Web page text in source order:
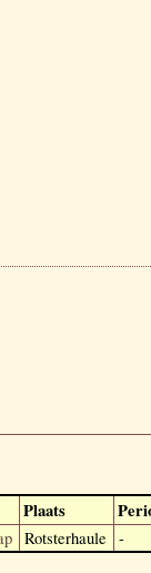
Plaats
Rotsterhaule -